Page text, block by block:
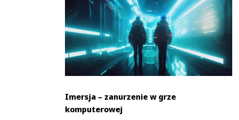
Imersja – zanurzenie w grze
komputerowej